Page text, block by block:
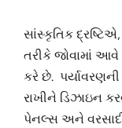
સાંસ્કૃતિક
તરીકે જોવામાં
કરે છે.
રાખીને ડિઝાઇન
પેનલ્સ અને